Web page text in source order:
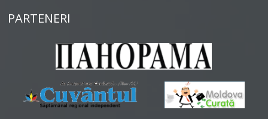
PARTENERI